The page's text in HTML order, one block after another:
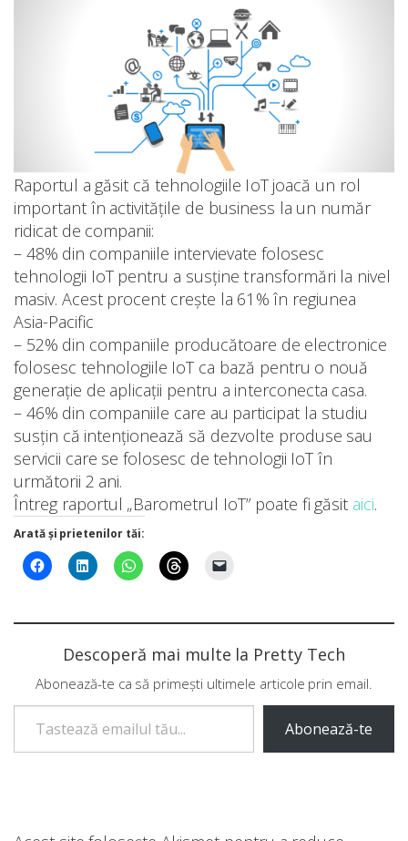
Raportul a găsit că tehnologiile IoT joacă un rol
important în activitățile de business la un număr
ridicat de companii:
– 48% din companiile intervievate folosesc
tehnologii IoT pentru a susține transformări la nivel
masiv. Acest procent crește la 61% în regiunea
Asia-Pacific
– 52% din companiile producătoare de electronice
folosesc tehnologiile IoT ca bază pentru o nouă
generație de aplicații pentru a interconecta casa.
– 46% din companiile care au participat la studiu
susțin că intenționează să dezvolte produse sau
servicii care se folosesc de tehnologii IoT în
următorii 2 ani.
Întreg raportul „Barometrul IoT” poate fi găsit aici.
Arată și prietenilor tăi:
Descoperă mai multe la Pretty Tech
Abonează-te ca să primești ultimele articole prin email.
Tastează emailul tău...
Abonează-te